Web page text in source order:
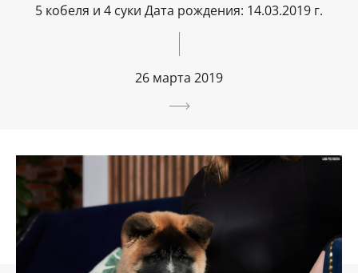
5 кобеля и 4 суки Дата рождения: 14.03.2019 г.
26 марта 2019